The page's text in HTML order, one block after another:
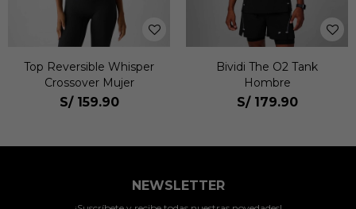
Top Reversible Whisper
Crossover Mujer
S/ 159.90
Bividi The O2 Tank
Hombre
S/ 179.90
NEWSLETTER